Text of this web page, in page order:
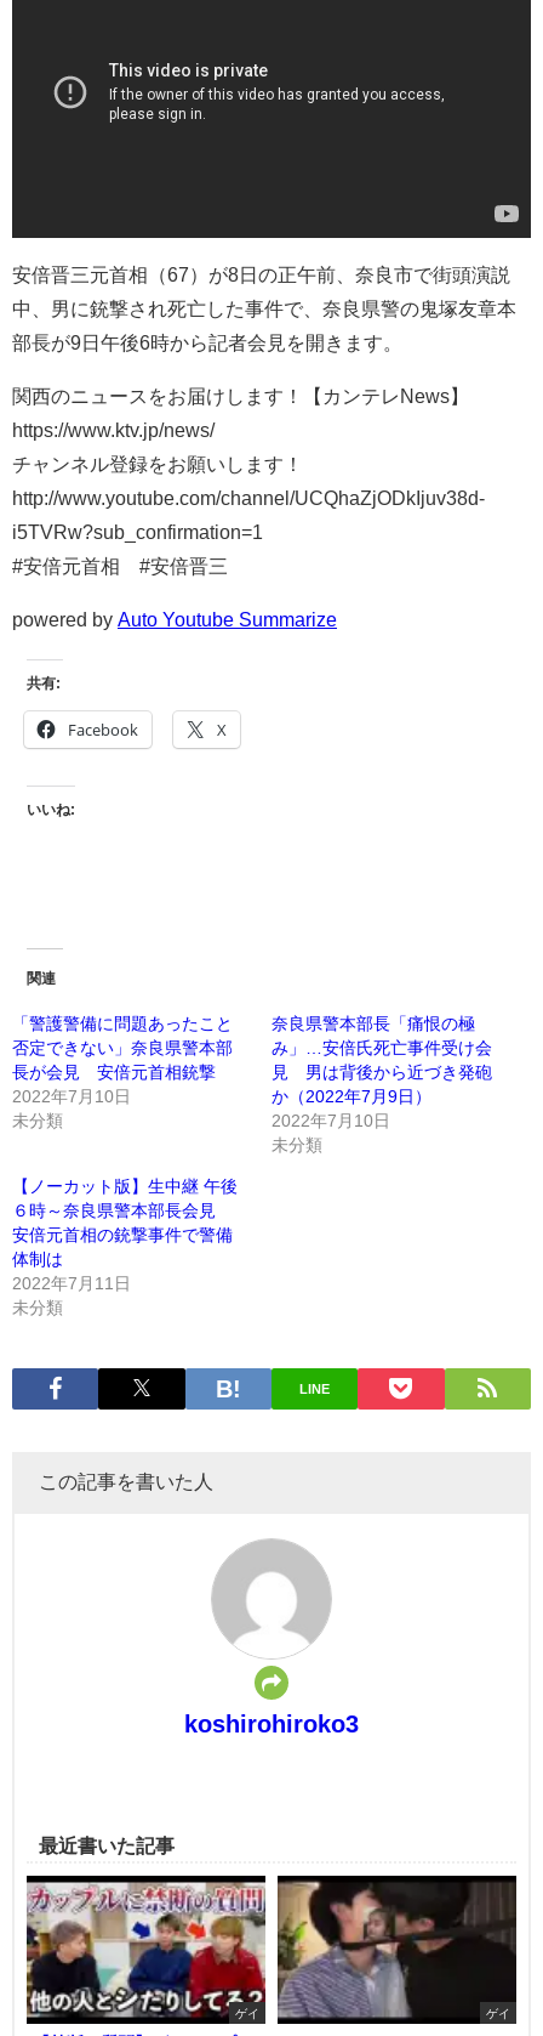
安倍晋三元首相（67）が8日の正午前、奈良市で街頭演説
中、男に銃撃され死亡した事件で、奈良県警の鬼塚友章本
部長が9日午後6時から記者会見を開きます。
関西のニュースをお届けします！【カンテレNews】
https://www.ktv.jp/news/
チャンネル登録をお願いします！
http://www.youtube.com/channel/UCQhaZjODkIjuv38d-
i5TVRw?sub_confirmation=1
#安倍元首相 #安倍晋三
powered by Auto Youtube Summarize
共有:
Facebook X
いいね:
関連
「警護警備に問題あったこと
否定できない」奈良県警本部
長が会見 安倍元首相銃撃
2022年7月10日
未分類
奈良県警本部長「痛恨の極
み」…安倍氏死亡事件受け会
見 男は背後から近づき発砲
か（2022年7月9日）
2022年7月10日
未分類
【ノーカット版】生中継 午後
６時～奈良県警本部長会見
安倍元首相の銃撃事件で警備
体制は
2022年7月11日
未分類
LINE
この記事を書いた人
koshirohiroko3
最近書いた記事
ゲイ ゲイ